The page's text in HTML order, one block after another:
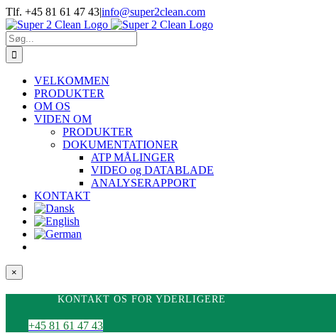
Skip
to
content
Tlf. +45 81 61 47 43|info@super2clean.com
Søg
efter:
VELKOMMEN
PRODUKTER
OM OS
VIDEN OM
PRODUKTER
DOKUMENTATIONER
ATP MÅLINGER
VIDEO og DATABLADE
ANALYSERAPPORT
KONTAKT
Close
product
quick
×
KONTAKT OS FOR YDERLIGERE
+45 81 61 47 43